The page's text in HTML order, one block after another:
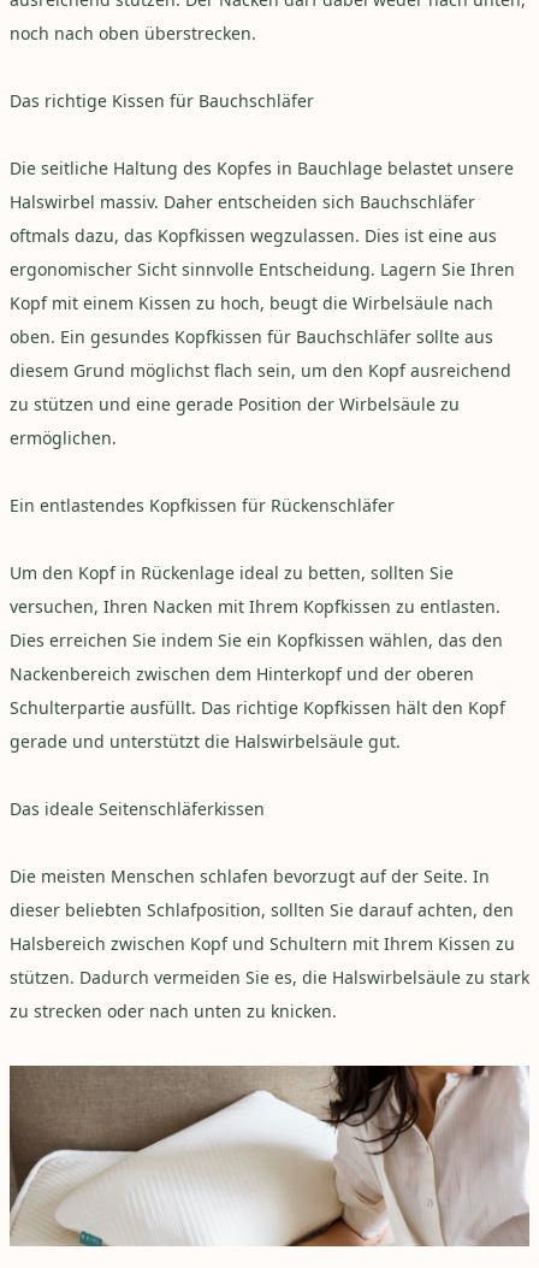
noch nach oben überstrecken.
Das richtige Kissen für Bauchschläfer
Die seitliche Haltung des Kopfes in Bauchlage belastet unsere
Halswirbel massiv. Daher entscheiden sich Bauchschläfer
oftmals dazu, das Kopfkissen wegzulassen. Dies ist eine aus
ergonomischer Sicht sinnvolle Entscheidung. Lagern Sie Ihren
Kopf mit einem Kissen zu hoch, beugt die Wirbelsäule nach
oben. Ein gesundes Kopfkissen für Bauchschläfer sollte aus
diesem Grund möglichst flach sein, um den Kopf ausreichend
zu stützen und eine gerade Position der Wirbelsäule zu
ermöglichen.
Ein entlastendes Kopfkissen für Rückenschläfer
Um den Kopf in Rückenlage ideal zu betten, sollten Sie
versuchen, Ihren Nacken mit Ihrem Kopfkissen zu entlasten.
Dies erreichen Sie indem Sie ein Kopfkissen wählen, das den
Nackenbereich zwischen dem Hinterkopf und der oberen
Schulterpartie ausfüllt. Das richtige Kopfkissen hält den Kopf
gerade und unterstützt die Halswirbelsäule gut.
Das ideale Seitenschläferkissen
Die meisten Menschen schlafen bevorzugt auf der Seite. In
dieser beliebten Schlafposition, sollten Sie darauf achten, den
Halsbereich zwischen Kopf und Schultern mit Ihrem Kissen zu
stützen. Dadurch vermeiden Sie es, die Halswirbelsäule zu stark
zu strecken oder nach unten zu knicken.